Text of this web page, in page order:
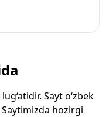
Sayt o‘zbek
hozirgi